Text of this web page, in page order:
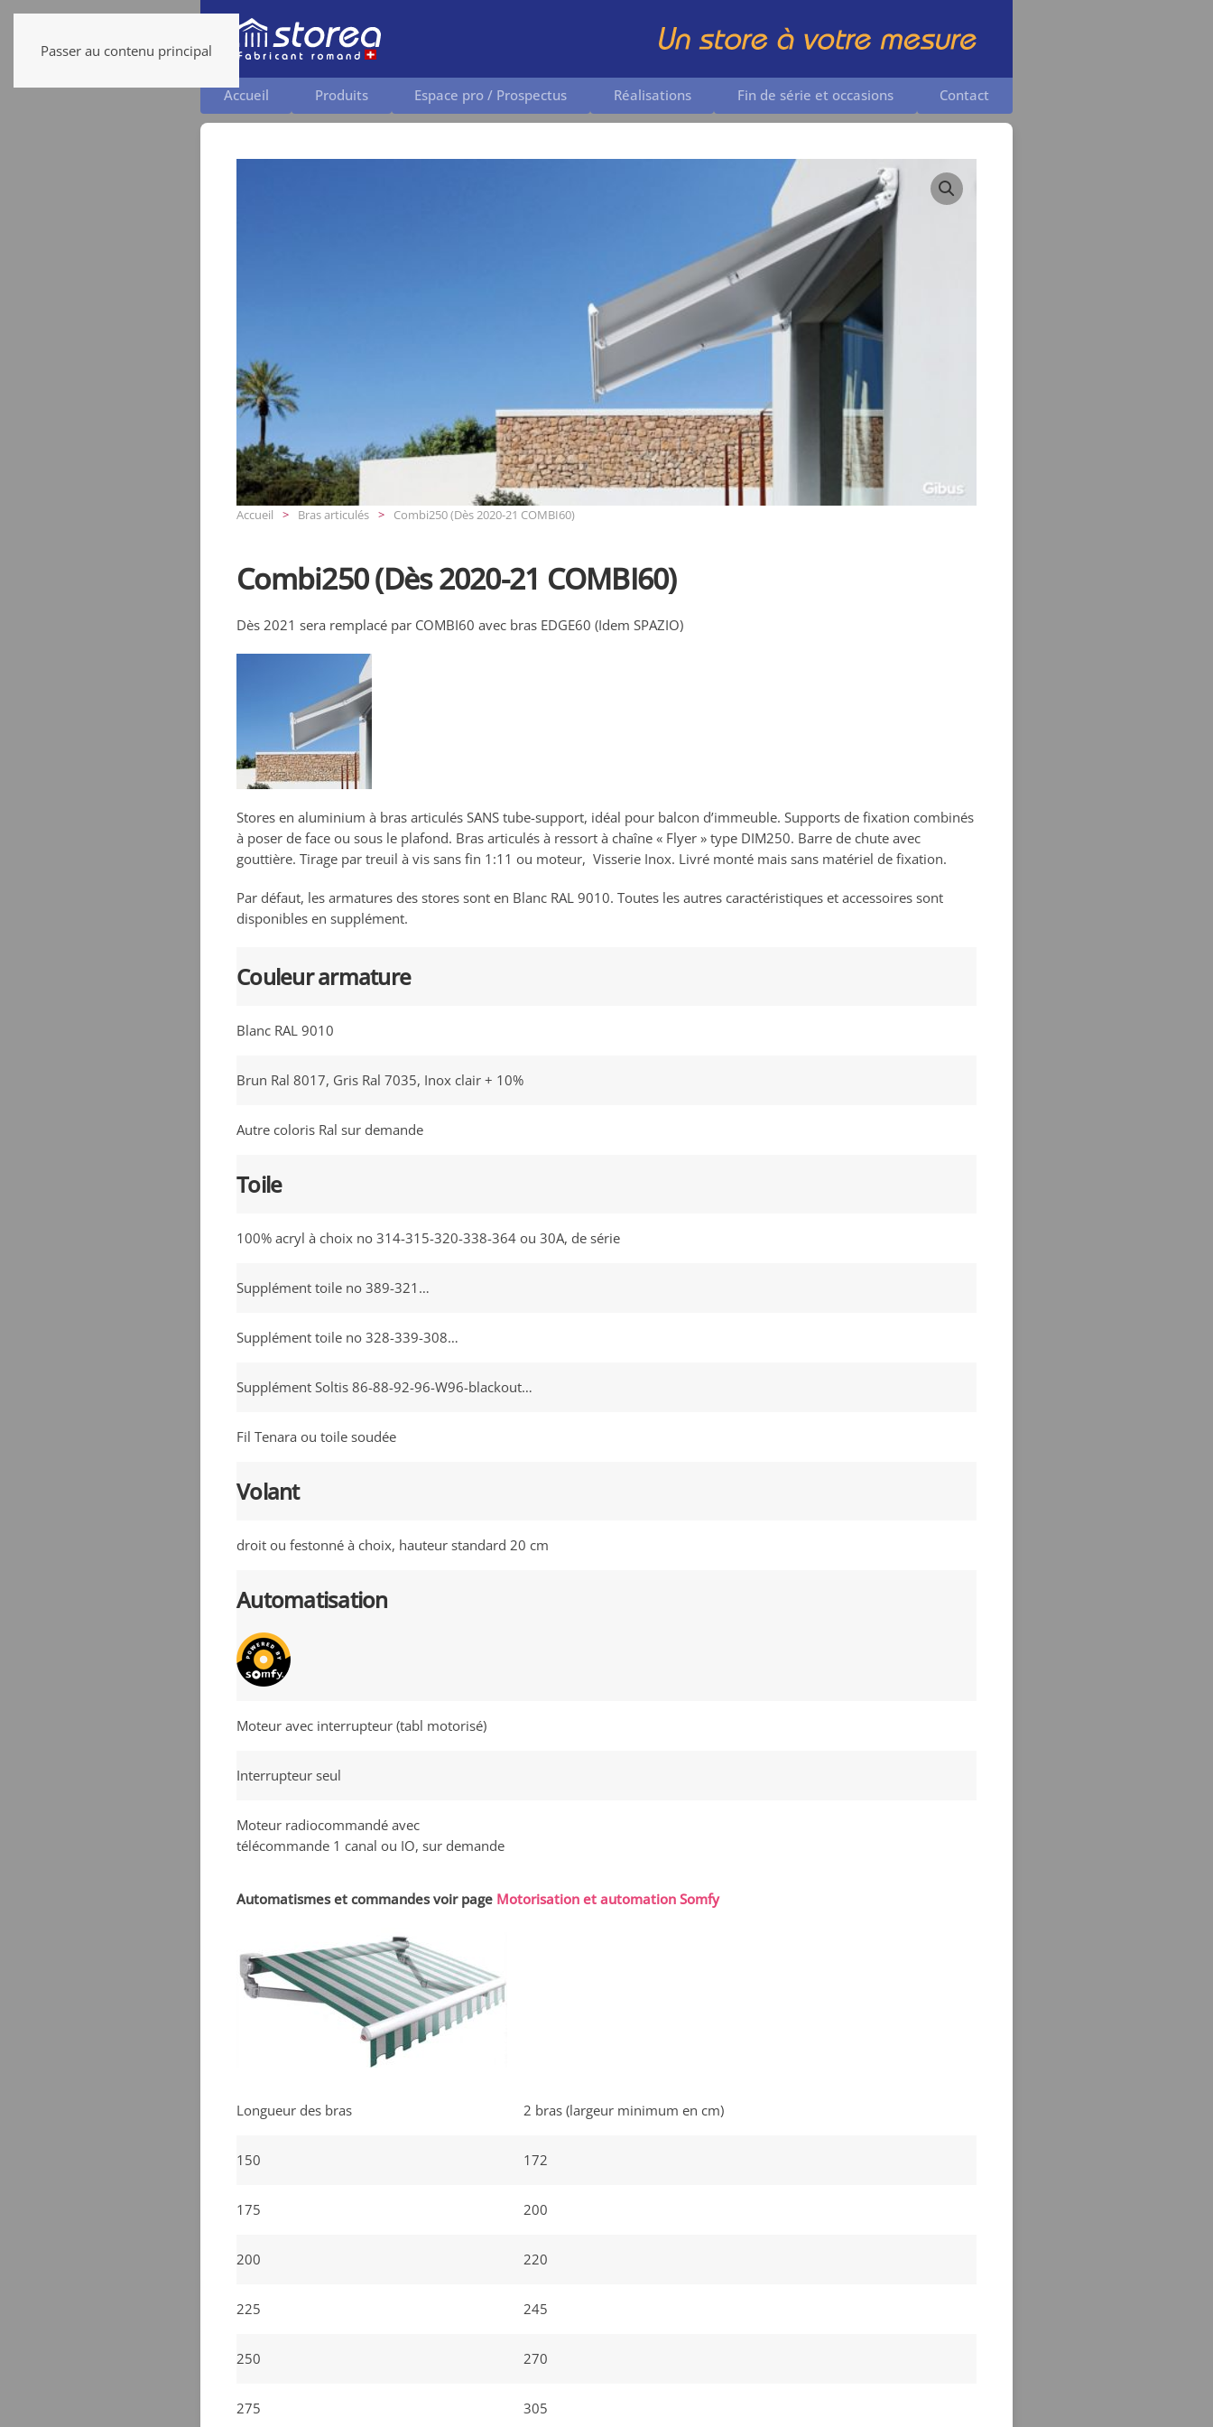
Passer au contenu principal
Accueil Produits Espace pro / Prospectus Réalisations Fin de série et occasions Contact
Accueil Bras articulés Combi250 (Dès 2020-21 COMBI60)
Combi250 (Dès 2020-21 COMBI60)
Dès 2021 sera remplacé par COMBI60 avec bras EDGE60 (Idem SPAZIO)
Stores en aluminium à bras articulés SANS tube-support, idéal pour balcon d’immeuble. Supports de fixation combinés
à poser de face ou sous le plafond. Bras articulés à ressort à chaîne « Flyer » type DIM250. Barre de chute avec
gouttière. Tirage par treuil à vis sans fin 1:11 ou moteur, Visserie Inox. Livré monté mais sans matériel de fixation.
Par défaut, les armatures des stores sont en Blanc RAL 9010. Toutes les autres caractéristiques et accessoires sont
disponibles en supplément.
Couleur armature
Blanc RAL 9010
Brun Ral 8017, Gris Ral 7035, Inox clair + 10%
Autre coloris Ral sur demande
Toile
100% acryl à choix no 314-315-320-338-364 ou 30A, de série
Supplément toile no 389-321…
Supplément toile no 328-339-308…
Supplément Soltis 86-88-92-96-W96-blackout…
Fil Tenara ou toile soudée
Volant
droit ou festonné à choix, hauteur standard 20 cm
Automatisation
Moteur avec interrupteur (tabl motorisé)
Interrupteur seul
Moteur radiocommandé avec
télécommande 1 canal ou IO, sur demande
Automatismes et commandes voir page Motorisation et automation Somfy
Longueur des bras 2 bras (largeur minimum en cm)
150 172
175 200
200 220
225 245
250 270
275 305